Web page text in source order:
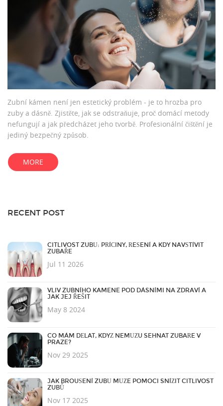
Zubní kámen není jen estetický problém - je to hrozba pro
zuby a dásně. Zjistěte, jak se odstraňuje, proč domácí metody
nefungují a jak předcházet jeho tvorbě. Profesionální čištění je
jediný bezpečný způsob.
MORE
RECENT POST
CITLIVOST ZUBŮ: PŘÍČINY, ŘEŠENÍ A KDY NAVŠTÍVIT
ZUBAŘE
Jul 11 2026
VLIV ZUBNÍHO KAMENE POD DÁSNÍMI NA ZDRAVÍ A
JAK JEJ ŘEŠIT
May 8 2024
CO MÁM DĚLAT, KDYŽ NEMŮŽU SEHNAT ZUBAŘE V
PRAZE?
Nov 29 2025
JAK BROUŠENÍ ZUBŮ MŮŽE POMOCI SNÍŽIT CITLIVOST
ZUBŮ
Nov 17 2025